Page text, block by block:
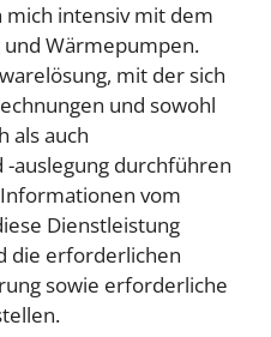
mich intensiv mit dem
Wärmepumpen.
mit der sich
und sowohl
als auch
-auslegung durchführen
vom
Dienstleistung
die erforderlichen
sowie erforderliche